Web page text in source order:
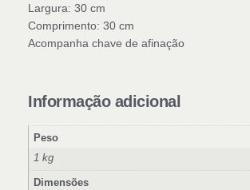
Largura: 30 cm
Comprimento: 30 cm
Acompanha chave de afinação
Informação adicional
Peso
1 kg
Dimensões